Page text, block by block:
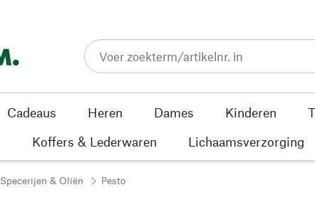
Cadeaus Heren Dames Kinderen
Koffers & Lederwaren
Lichaamsverzorging
Specerijen & Oliën Pesto